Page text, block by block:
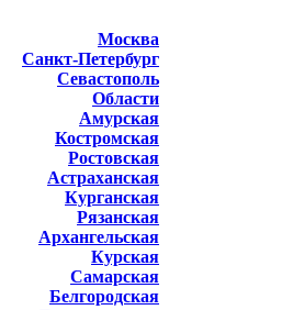
Москва
Санкт-Петербург
Севастополь
Области
Амурская
Костромская
Ростовская
Астраханская
Курганская
Рязанская
Архангельская
Курская
Самарская
Белгородская